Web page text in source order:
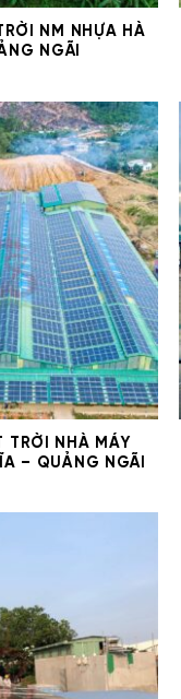
NM NHỰA HÀ
NGÃI
TRỜI NHÀ MÁY
– QUẢNG NGÃI